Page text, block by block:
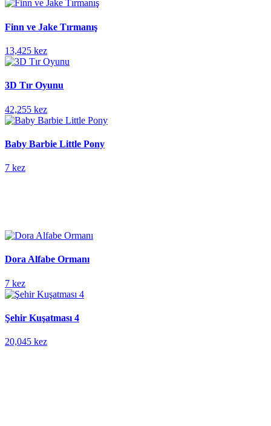
Finn ve Jake Tırmanış
13,425 kez
3D Tır Oyunu
42,255 kez
Baby Barbie Little Pony
7 kez
Dora Alfabe Ormanı
7 kez
Şehir Kuşatması 4
20,045 kez